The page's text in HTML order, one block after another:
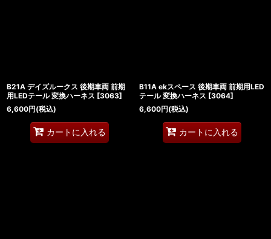
B21A デイズルークス 後期車両 前期
用LEDテール 変換ハーネス [3063]
6,600円(税込)
カートに入れる
B11A ekスペース 後期車両 前期用LED
テール 変換ハーネス [3064]
6,600円(税込)
カートに入れる